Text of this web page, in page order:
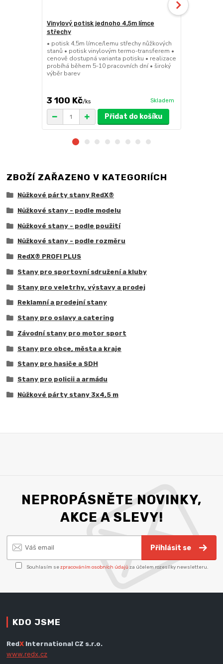
Vinylový potisk jednoho 4,5m límce
střechy
• potisk 4,5m límce/lemu střechy nůžkových
stanů • potisk vinylovým termo-transferem •
cenově dostupná varianta potisku • realizace
probíhá během 5-10 pracovních dní • široký
výběr barev
3 100 Kč/ks Skladem
Přidat do košíku
ZBOŽÍ ZAŘAZENO V KATEGORIÍCH
Nůžkové párty stany RedX®
Nůžkové stany - podle modelu
Nůžkové stany - podle použití
Nůžkové stany - podle rozměru
RedX® PROFI PLUS
Stany pro sportovní sdružení a kluby
Stany pro veletrhy, výstavy a prodej
Reklamní a prodejní stany
Stany pro oslavy a catering
Závodní stany pro motor sport
Stany pro obce, města a kraje
Stany pro hasiče a SDH
Stany pro policii a armádu
Nůžkové párty stany 3x4,5 m
NEPROPÁSNĚTE NOVINKY,
AKCE A SLEVY!
Přihlásit se
Souhlasím sezpracováním osobních údajů za účelem rozesílky newsletteru.
KDO JSME
RedX International CZ s.r.o.
www.redx.cz